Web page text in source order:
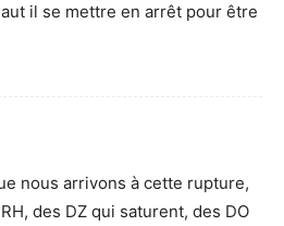
il se mettre en arrêt pour être
nous arrivons à cette rupture,
des DZ qui saturent, des DO